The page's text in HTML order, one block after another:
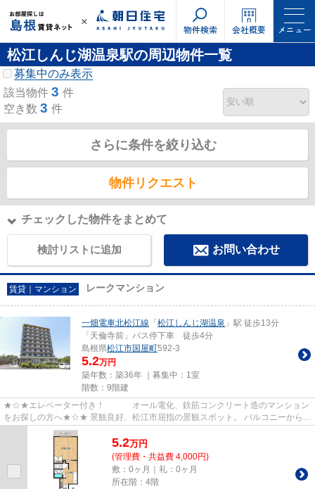
物件検索 会社概要 メニュー
松江しんじ湖温泉駅の周辺物件一覧
募集中のみ表示
該当物件 3 件
空き数 3 件
さらに条件を絞り込む
物件リクエスト
チェックした物件をまとめて
検討リストに追加 お問い合わせ
賃貸｜マンション レークマンション
一畑電車北松江線 「 松江しんじ湖温泉 」駅 徒歩13分
「天倫寺前」バス停下車 徒歩4分
島根県松江市国屋町592-3
5.2万円
築年数：築36年 ｜募集中： 1室
階数：9階建
★☆★エレベーター付き！ オール電化、鉄筋コンクリート造のマンション
をお探しの方へ★☆★ 景観良好、松江市屈指の景観スポット。 バルコニーから臨
む宍道湖は毎日の疲れをいやし...
5.2万円
(管理費・共益費 4,000円)
敷：0ヶ月｜礼：0ヶ月
所在階：4階